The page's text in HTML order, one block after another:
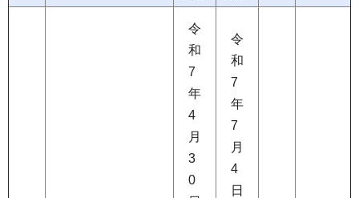
令
和
7
年
4
月
3
0
令
和
7
年
7
月
4
日